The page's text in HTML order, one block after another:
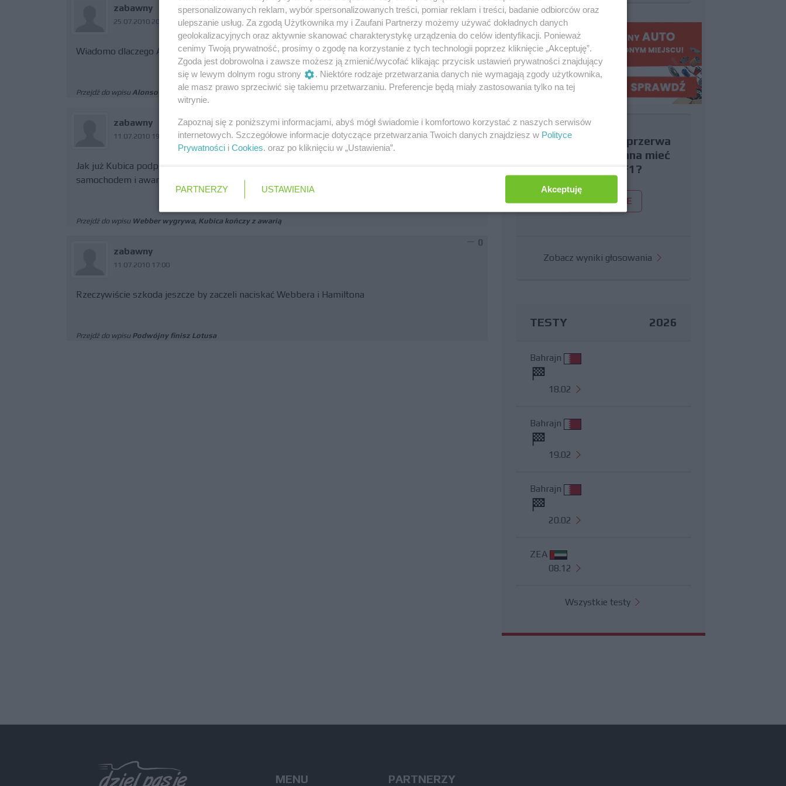
zabawny
25.07.2010 20:55
Wiadomo dlaczego Alonso i Hamilton nielubili się w mclarenie bo są tacy sami.
Przejdź do wpisuAlonso zadowolony z wygranej
zabawny
11.07.2010 19:07
Jak już Kubica podpisał z nimi kontrakt to zaczęło się to samo co w BMW czyli problemy z
samochodem i awarie
Przejdź do wpisu Webber wygrywa, Kubica kończy z awarią
zabawny
11.07.2010 17:00
0
Rzeczywiście szkoda jeszcze by zaczeli naciskać Webbera i Hamiltona
Przejdź do wpisu Podwójny finisz Lotusa
Czy uważasz, że przerwa
wakacyjna powinna mieć
miejsce w F1?
TAK NIE
Zobacz wyniki głosowania
TESTY 2026
Bahrajn
18.02
Bahrajn
19.02
Bahrajn
20.02
ZEA
08.12
Wszystkie testy
MENU PARTNERZY
spersonalizowanych reklam, wybór spersonalizowanych treści, pomiar reklam i treści, badanie odbiorców oraz
ulepszanie usług. Za zgodą Użytkownika my i Zaufani Partnerzy możemy używać dokładnych danych
geolokalizacyjnych oraz aktywnie skanować charakterystykę urządzenia do celów identyfikacji. Ponieważ
cenimy Twoją prywatność, prosimy o zgodę na korzystanie z tych technologii poprzez kliknięcie „Akceptuję”.
Zgoda jest dobrowolna i zawsze możesz ją zmienić/wycofać klikając przycisk ustawień prywatności znajdujący
się w lewym dolnym rogu strony
. Niektóre rodzaje przetwarzania danych nie wymagają zgody użytkownika,
ale masz prawo sprzeciwić się takiemu przetwarzaniu. Preferencje będą miały zastosowania tylko na tej
witrynie.
Zapoznaj się z poniższymi informacjami, abyś mógł świadomie i komfortowo korzystać z naszych serwisów
internetowych. Szczegółowe informacje dotyczące przetwarzania Twoich danych znajdziesz w Polityce
Prywatności i Cookies. oraz po kliknięciu w „Ustawienia”.
PARTNERZY USTAWIENIA Akceptuję